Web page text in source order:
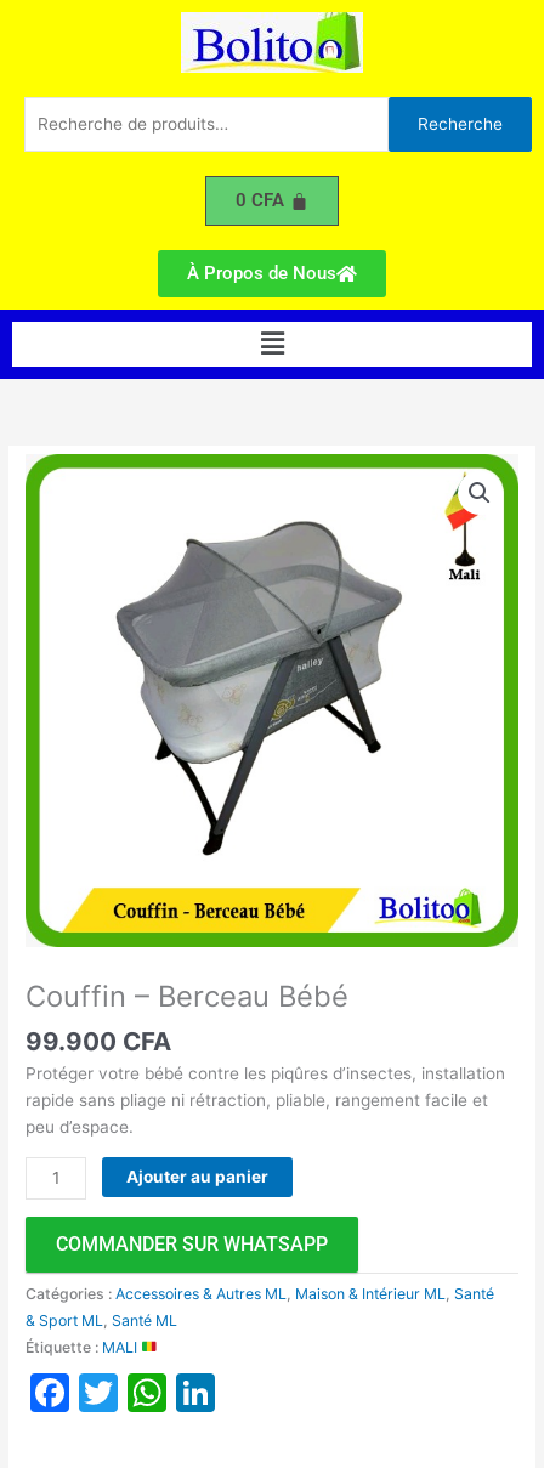
pour :
Recherche
0CFA
À Propos de Nous
Menu
Couffin – Berceau Bébé
99.900 CFA
Protéger votre bébé contre les piqûres d’insectes, installation
rapide sans pliage ni rétraction, pliable, rangement facile et
peu d’espace.
quantité
de
Ajouter au panier
COMMANDER SUR WHATSAPP
Catégories :Accessoires & Autres ML Maison & Intérieur ML ,Santé
& Sport ML
,Santé ML
Étiquette : MALI
Facebook
TwitterWhatsApp